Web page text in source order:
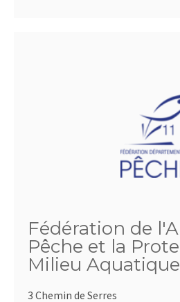
Fédération de
Pêche et la
Milieu Aquatique
3 Chemin de Serres